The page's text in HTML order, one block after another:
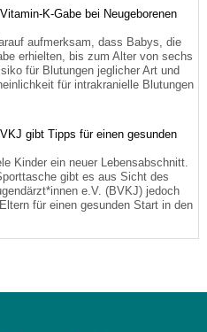
K-Gabe bei Neugeborenen
aufmerksam, dass Babys, die
erhielten, bis zum Alter von sechs
für Blutungen jeglicher Art und
für intrakranielle Blutungen
gibt Tipps für einen gesunden
Kinder ein neuer Lebensabschnitt.
gibt es aus Sicht des
e.V. (BVKJ) jedoch
für einen gesunden Start in den